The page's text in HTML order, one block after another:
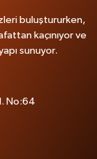
buluştururken,
kaçınıyor ve
sunuyor.
No:64